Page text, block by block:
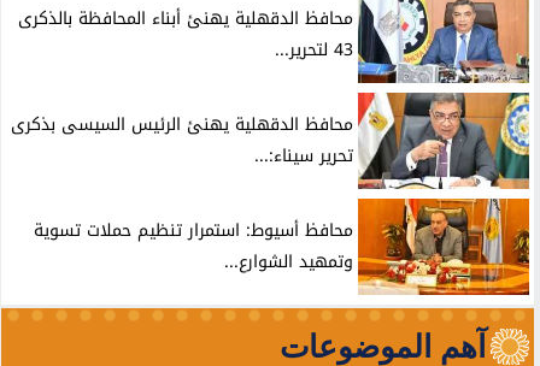
محافظ الدقهلية يهنئ أبناء المحافظة بالذكرى
43 لتحرير...
محافظ الدقهلية يهنئ الرئيس السيسى بذكرى
تحرير سيناء:...
محافظ أسيوط: استمرار تنظيم حملات تسوية
وتمهيد الشوارع...
آهم الموضوعات